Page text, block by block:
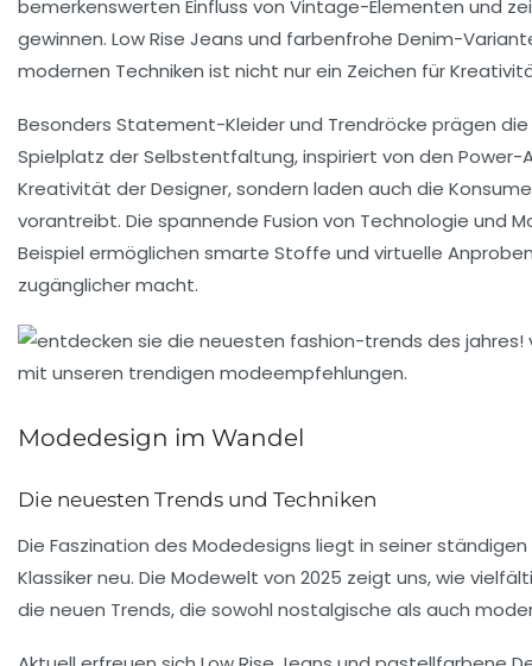
bemerkenswerten Einfluss von Vintage-Elementen und
gewinnen. Low Rise Jeans und farbenfrohe Denim-
modernen Techniken ist nicht nur ein Zeichen für
Besonders Statement-Kleiderund Trendröcke prägen
Spielplatz derSelbstentfaltung, inspiriert von den Power-
Kreativität der Designer, sondern laden auch die
vorantreibt. Die spannende Fusion von Technologie und
Beispiel ermöglichen smarte Stoffe und virtuelle
zugänglicher macht.
Modedesign im Wandel
Die neuesten Trends und Techniken
Die Faszination des Modedesigns liegt in seiner ständigen
Klassiker neu. Die Modewelt von 2025 zeigt uns, wie
die neuen Trends, die sowohl nostalgische als auch